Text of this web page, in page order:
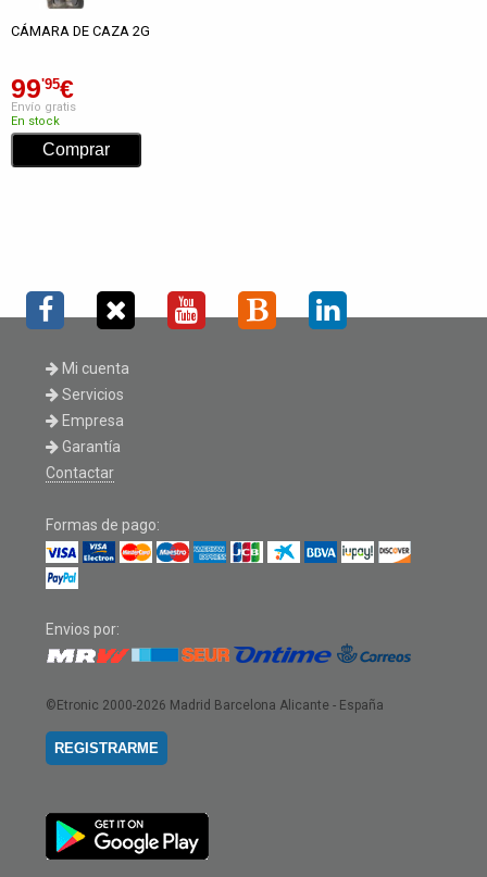
CÁMARA DE CAZA 2G
99'95€
Envío gratis
En stock
Mi cuenta
Servicios
Empresa
Garantía
Contactar
Formas de pago:
Envios por:
©Etronic 2000-2026 Madrid Barcelona Alicante - España
REGISTRARME